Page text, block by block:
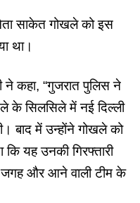
साकेत गोखलेको इस
था।
ने कहा, “गुजरात पुलिस ने
के सिलसिले में नई दिल्ली
बाद में उन्होंने गोखले को
कि यह उनकी गिरफ्तारी
जगह और आने वाली टीम के